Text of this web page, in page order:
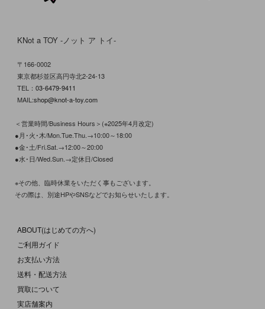
KNot a TOY -ノット ア トイ-
〒166-0002
東京都杉並区高円寺北2-24-13
TEL： 03-6479-9411
MAIL:shop@knot-a-toy.com
＜営業時間/Business Hours＞(※2025年4月改定)
●月･火･木/Mon.Tue.Thu.→10:00～18:00
●金･土/Fri.Sat.→12:00～20:00
●水･日/Wed.Sun.→定休日/Closed
※その他、臨時休業をいただく事もございます。
その際は、別途HPやSNSなどでお知らせいたします。
ABOUT(はじめての方へ)
ご利用ガイド
お支払い方法
送料・配送方法
買取について
実店舗案内